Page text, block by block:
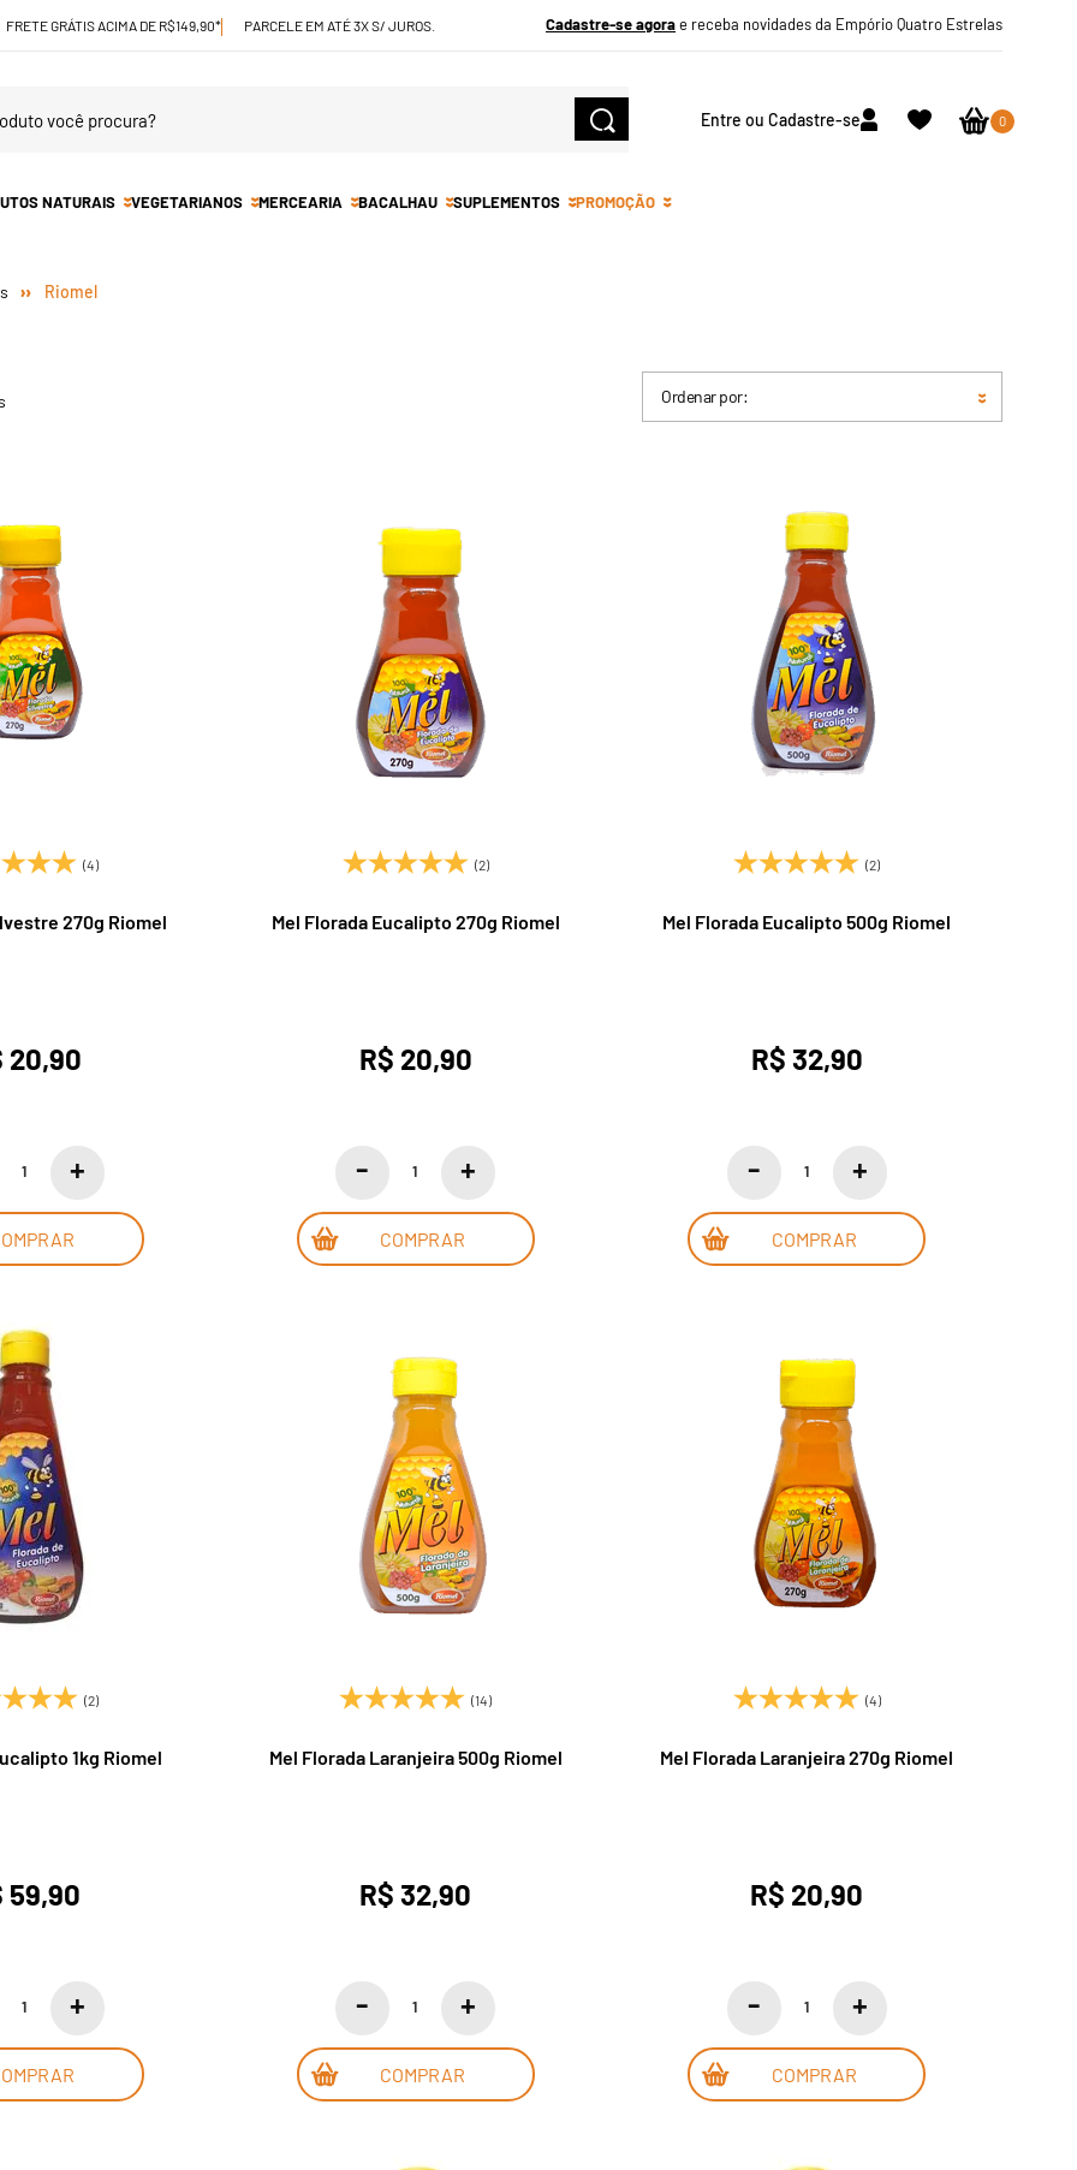
FRETE GRÁTIS ACIMA DE R$149,90* PARCELE EM ATÉ 3X S/ JUROS. Cadastre-se agorae receba novidades da Empório Quatro Estrelas
Entre ou Cadastre-se 0
NATURAIS VEGETARIANOS MERCEARIA BACALHAU SUPLEMENTOS PROMOÇÃO
Riomel
Ordenar por:
(4)
270g Riomel
20,90
(2)
Mel Florada Eucalipto 270g Riomel
R$ 20,90
COMPRAR
(2)
Mel Florada Eucalipto 500g Riomel
R$ 32,90
COMPRAR
(2)
1kg Riomel
59,90
(14)
Mel Florada Laranjeira 500g Riomel
R$ 32,90
COMPRAR
(4)
Mel Florada Laranjeira 270g Riomel
R$ 20,90
COMPRAR